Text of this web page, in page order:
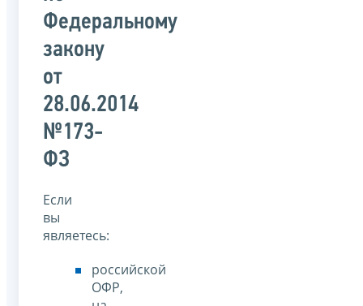
Федеральному
закону
от
28.06.2014
№173-
ФЗ
Если
вы
являетесь:
российской
ОФР,